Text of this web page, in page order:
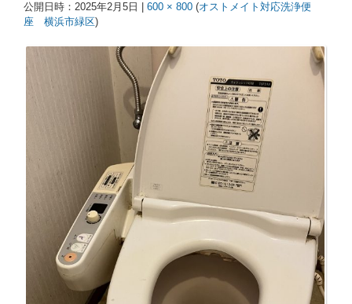
公開日時： 2025年2月5日 600 × 800 (オストメイト対応洗浄便
座 横浜市緑区)